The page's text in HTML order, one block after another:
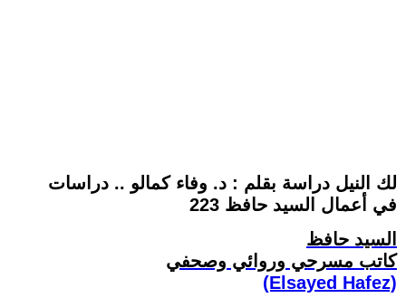
لك النيل دراسة بقلم : د. وفاء كمالو .. دراسات
في أعمال السيد حافظ 223
السيد حافظ
كاتب مسرحي وروائي وصحفي
(Elsayed Hafez)